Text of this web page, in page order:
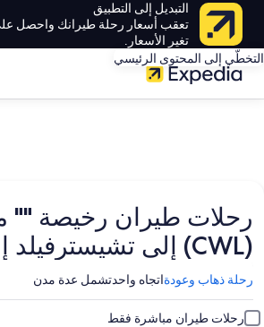
التبديل إلى التطبيق
تعقب أسعار رحلة طيرانك واحصل
تغير الأسعار.
التخطّي إلى المحتوى الرئيسي
رحلات طيران رخيصة ""
(CWL) إلى تشيسترفيلد إنليت (YCS)
رحلة ذهاب وعودةاتجاه واحدتشمل عدة مدن
رحلات طيران مباشرة فقط